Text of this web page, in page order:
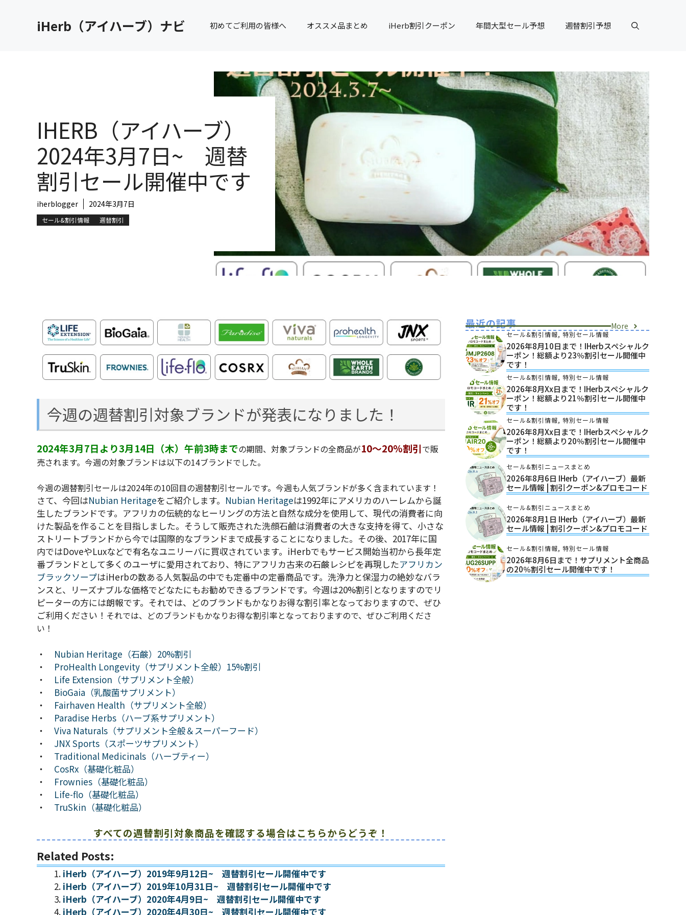
iHerb（アイハーブ）ナビ 初めてご利用の皆様へ オススメ品まとめ iHerb割引クーポン 年間大型セール予想 週替割引予想
IHERB（アイハーブ）
2024年3月7日~ 週替
割引セール開催中です
iherblogger 2024年3月7日
セール&割引情報 週替割引
今週の週替割引対象ブランドが発表になりました！
2024年3月7日より3月14日（木）午前3時までの期間、対象ブランドの全商品が10～20%割引で販
売されます。今週の対象ブランドは以下の14ブランドでした。
今週の週替割引セールは2024年の10回目の週替割引セールです。 今週も人気ブランドが多く含まれています！
さて、今回はNubian Heritageをご紹介します。 Nubian Heritageは1992年にアメリカのハーレムから誕
生したブランドです。アフリカの伝統的なヒーリングの方法と自然な成分を使用して、現代の消費者に向
けた製品を作ることを目指しました。そうして販売された洗顔石鹼は消費者の大きな支持を得て、小さな
ストリートブランドから今では国際的なブランドまで成長することになりました。その後、2017年に国
内ではDoveやLuxなどで有名なユニリーバに買収されています。iHerbでもサービス開始当初から長年定
番ブランドとして多くのユーザに愛用されており、特にアフリカ古来の石鹸レシピを再現したアフリカン
ブラックソープはiHerbの数ある人気製品の中でも定番中の定番商品です。洗浄力と保湿力の絶妙なバラ
ンスと、リーズナブルな価格でどなたにもお勧めできるブランドです。今週は20%割引となりますのでリ
ピーターの方には朗報です。 それでは、どのブランドもかなりお得な割引率となっておりますので、ぜひ
ご利用ください！ それでは、どのブランドもかなりお得な割引率となっておりますので、ぜひご利用くださ
い！
・ Nubian Heritage（石鹸）20%割引
・ ProHealth Longevity（サプリメント全般）15%割引
・ Life Extension（サプリメント全般）
・ BioGaia（乳酸菌サプリメント）
・ Fairhaven Health（サプリメント全般）
・ Paradise Herbs（ハーブ系サプリメント）
・ Viva Naturals（サプリメント全般＆スーパーフード）
・ JNX Sports（スポーツサプリメント）
・ Traditional Medicinals（ハーブティー）
・ CosRx（基礎化粧品）
・ Frownies（基礎化粧品）
・ Life-flo（基礎化粧品）
・ TruSkin（基礎化粧品）
すべての週替割引対象商品を確認する場合はこちらからどうぞ！
Related Posts:
iHerb（アイハーブ）2019年9月12日~ 週替割引セール開催中です
iHerb（アイハーブ）2019年10月31日~ 週替割引セール開催中です
iHerb（アイハーブ）2020年4月9日~ 週替割引セール開催中です
iHerb（アイハーブ）2020年4月30日~ 週替割引セール開催中です
最近の記事 More
セール&割引情報, 特別セール情報
2026年8月10日まで！iHerbスペシャルク
ーポン！総額より23％割引セール開催中
です！
セール&割引情報, 特別セール情報
2026年8月xx日まで！iHerbスペシャルク
ーポン！総額より21％割引セール開催中
です！
セール&割引情報, 特別セール情報
2026年8月xx日まで！iHerbスペシャルク
ーポン！総額より20％割引セール開催中
です！
セール&割引ニュースまとめ
2026年8月6日 IHerb（アイハーブ）最新
セール情報 | 割引クーポン&プロモコード
セール&割引ニュースまとめ
2026年8月1日 IHerb（アイハーブ）最新
セール情報 | 割引クーポン&プロモコード
セール&割引情報, 特別セール情報
2026年8月6日まで！サプリメント全商品
の20％割引セール開催中です！